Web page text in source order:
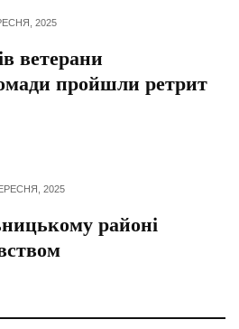
2025
ветерани
пройшли ретрит
2025
районі